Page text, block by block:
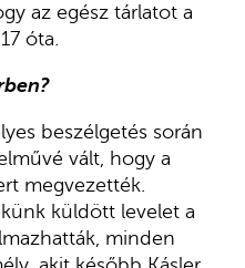
az egész tárlatot a
óta.
beszélgetés során
vált, hogy a
megvezették.
küldött levelet a
minden